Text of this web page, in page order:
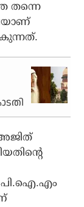
തന്നെ
അജിത്